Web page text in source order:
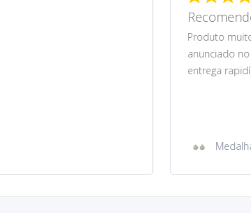
correspondeu ao
Preço muito
produto. O
Envio e
Íman